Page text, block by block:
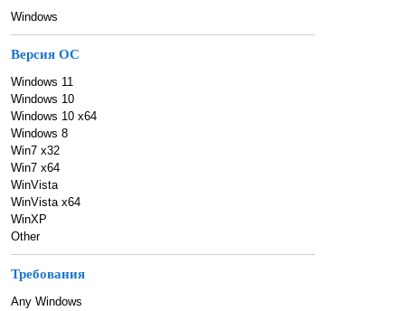
Windows
Версия ОС
Windows 11
Windows 10
Windows 10 x64
Windows 8
Win7 x32
Win7 x64
WinVista
WinVista x64
WinXP
Other
Требования
Any Windows